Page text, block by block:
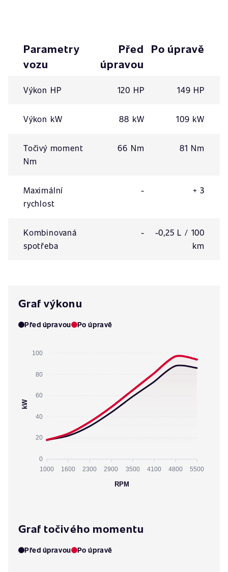
Parametry
vozu
Před
úpravou
Po úpravě
Výkon HP 120 HP 149 HP
Výkon kW 88 kW 109 kW
Točivý moment
Nm
66 Nm 81 Nm
Maximální
rychlost
- + 3
Kombinovaná
spotřeba
-
-0,25 L / 100
km
Graf výkonu
Před úpravou Po úpravě
100
80
60
40
20
0
kW
1000 1600 2300 2900 3500 4100 4800 5500
RPM
Graf točivého momentu
Před úpravou Po úpravě